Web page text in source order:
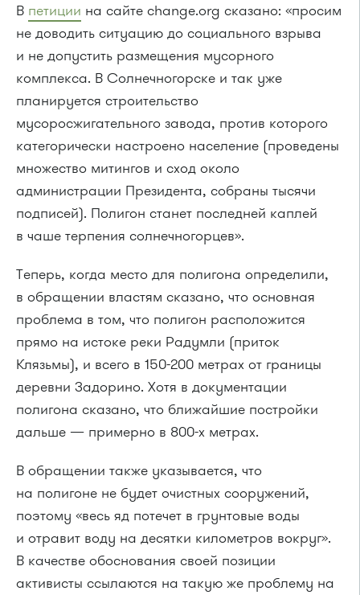
В петиции на сайте change.org сказано: «просим
не доводить ситуацию до социального взрыва
и не допустить размещения мусорного
комплекса. В Солнечногорске и так уже
планируется строительство
мусоросжигательного завода, против которого
категорически настроено население (проведены
множество митингов и сход около
администрации Президента, собраны тысячи
подписей). Полигон станет последней каплей
в чаше терпения солнечногорцев».
Теперь, когда место для полигона определили,
в обращении властям сказано, что основная
проблема в том, что полигон расположится
прямо на истоке реки Радумли (приток
Клязьмы), и всего в 150-200 метрах от границы
деревни Задорино. Хотя в документации
полигона сказано, что ближайшие постройки
дальше — примерно в 800-х метрах.
В обращении также указывается, что
на полигоне не будет очистных сооружений,
поэтому «весь яд потечет в грунтовые воды
и отравит воду на десятки километров вокруг».
В качестве обоснования своей позиции
активисты ссылаются на такую же проблему на